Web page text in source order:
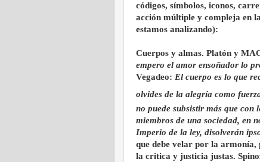
códigos, símbolos, iconos,
acción múltiple y compleja en
estamos analizando):
Cuerpos y almas. Platón y
empero el amor ensoñador lo
Vegadeo: El cuerpo es lo que
olvides de la alegría como
no puede subsistir más que con
miembros de una sociedad, en
Imperio de la ley, disolverán
que debe velar por la armonía,
la critica y justicia justas.